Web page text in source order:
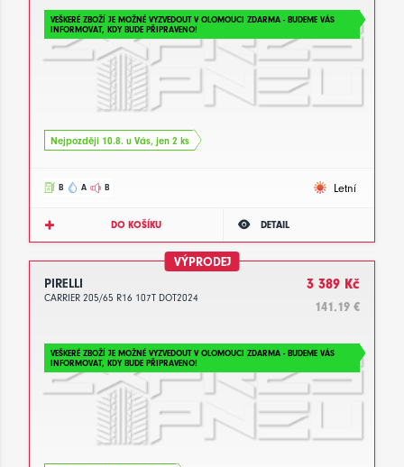
VEŠKERÉ ZBOŽÍ JE MOŽNÉ VYZVEDOUT V OLOMOUCI ZDARMA - BUDEME VÁS
INFORMOVAT, KDY BUDE PŘIPRAVENO!
Nejpozději 10.8. u Vás, jen 2 ks
B A B Letní
DO KOŠÍKU DETAIL
VÝPRODEJ
PIRELLI
CARRIER 205/65 R16 107T DOT2024
3 389 Kč
141.19 €
VEŠKERÉ ZBOŽÍ JE MOŽNÉ VYZVEDOUT V OLOMOUCI ZDARMA - BUDEME VÁS
INFORMOVAT, KDY BUDE PŘIPRAVENO!